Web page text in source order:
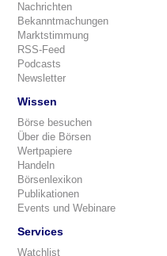
Nachrichten
Bekanntmachungen
Marktstimmung
RSS-Feed
Podcasts
Newsletter
Wissen
Börse besuchen
Über die Börsen
Wertpapiere
Handeln
Börsenlexikon
Publikationen
Events und Webinare
Services
Watchlist